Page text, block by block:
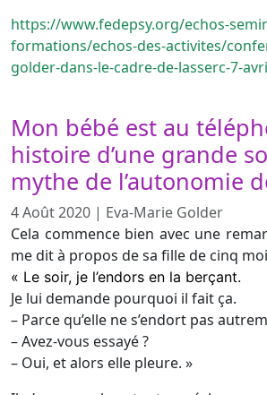
https://www.fedepsy.org/echos-
formations/echos-des-activites/
golder-dans-le-cadre-de-lasserc-7-
Mon bébé est au
histoire d’une grande
mythe de l’autonomie
4 Août 2020 | Eva-Marie Golder
Cela commence bien avec une
me dit à propos de sa fille de cinq
« Le soir, je l’endors en la berçant.
Je lui demande pourquoi il fait ça.
– Parce qu’elle ne s’endort pas
– Avez-vous essayé ?
– Oui, et alors elle pleure. »